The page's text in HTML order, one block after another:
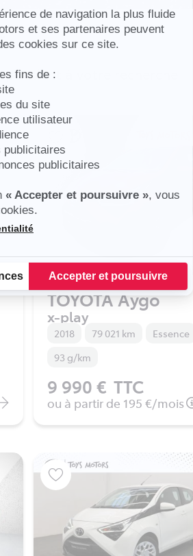
de navigation la plus fluide
et ses partenaires peuvent
cookies sur ce site.
fins de :
du site
utilisateur
publicitaires
publicitaires
« Accepter et poursuivre », vous
: Personnalisez vos Options
Accepter et poursuivre
Axeptio consent
à votre recherche
TOYOTA Aygo
x-play
2018 79 021 km
Essence
93 g/km
9 990 € TTC
ou à partir de 195 €/mois